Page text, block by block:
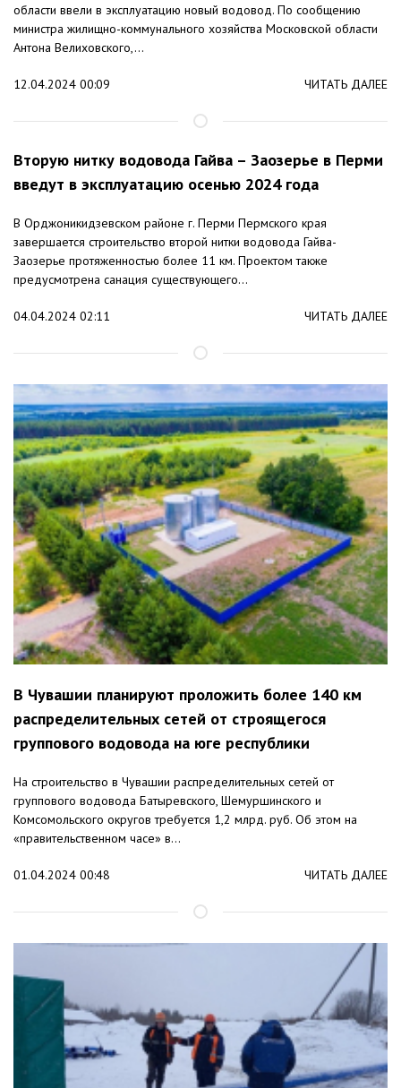
области ввели в эксплуатацию новый водовод. По сообщению
министра жилищно-коммунального хозяйства Московской области
Антона Велиховского,...
12.04.2024 00:09 ЧИТАТЬ ДАЛЕЕ
Вторую нитку водовода Гайва – Заозерье в Перми
введут в эксплуатацию осенью 2024 года
В Орджоникидзевском районе г. Перми Пермского края
завершается строительство второй нитки водовода Гайва-
Заозерье протяженностью более 11 км. Проектом также
предусмотрена санация существующего...
04.04.2024 02:11 ЧИТАТЬ ДАЛЕЕ
В Чувашии планируют проложить более 140 км
распределительных сетей от строящегося
группового водовода на юге республики
На строительство в Чувашии распределительных сетей от
группового водовода Батыревского, Шемуршинского и
Комсомольского округов требуется 1,2 млрд. руб. Об этом на
«правительственном часе» в...
01.04.2024 00:48 ЧИТАТЬ ДАЛЕЕ